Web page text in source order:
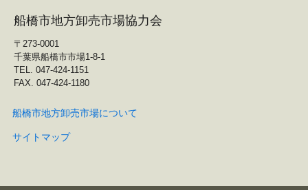
船橋市地方卸売市場協力会
〒273-0001
千葉県船橋市市場1-8-1
TEL. 047-424-1151
FAX. 047-424-1180
船橋市地方卸売市場について
サイトマップ